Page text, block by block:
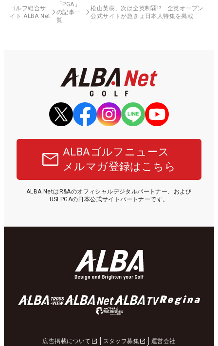
ゴルフ総合サ
イト ALBA Net
「PGA」
の記事一
覧
松山英樹、次は全英制覇!? 全英オープン
公式サイトが急きょ日本人特集を掲載
ALBAゴルフニュース
メルマガ登録はこちら
ALBA NetはR&Aのオフィシャルデジタルパートナー、および
USLPGAの日本公式サイトパートナーです。
広告掲載について スタッフ募集
運営会社